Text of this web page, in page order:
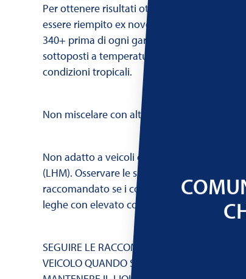
Per ottenere risultati ottimali, l’impianto
essere riempito ex novo con RAVENOL
340+ prima di ogni gara, in particolare
sottoposti a temperature eccessive o in caso
condizioni tropicali.
Non miscelare con altri liquidi freni.
Non adatto a veicoli che richiedono un
(LHM). Osservare le specifiche del
raccomandato se i componenti utilizzati
leghe con elevato contenuto di magnesio.
SEGUIRE LE RACCOMANDAZIONI DEL
VEICOLO QUANDO SI AGGIUNGE IL LIQUIDO